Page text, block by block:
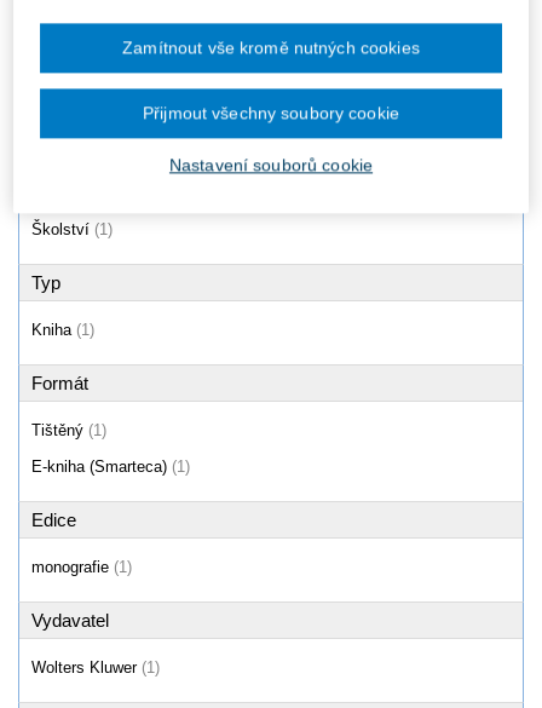
Školství (1)
Typ
Kniha (1)
Formát
Tištěný (1)
E-kniha (Smarteca) (1)
Edice
monografie (1)
Vydavatel
Wolters Kluwer (1)
Nastavení souborů cookie
Zamítnout vše kromě nutných cookies
Přijmout všechny soubory cookie